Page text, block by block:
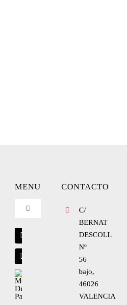
de uso
MENU
Toggle
CONTACTO
C/
BERNAT
DESCOLL
Nº
56
bajo,
46026
VALENCIA